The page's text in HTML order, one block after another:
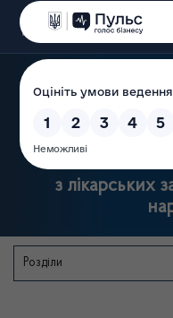
Державна
з лікарських
Розділи